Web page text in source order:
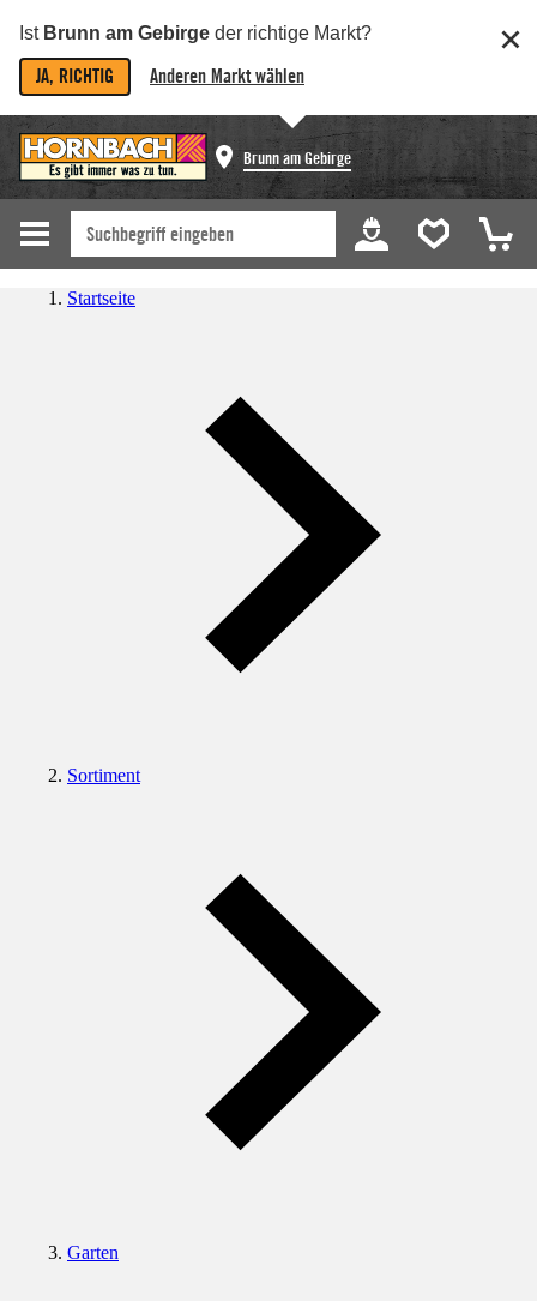
Ist Brunn am Gebirge der richtige Markt?
JA, RICHTIG Anderen Markt wählen
Brunn am Gebirge
Startseite
Sortiment
Garten